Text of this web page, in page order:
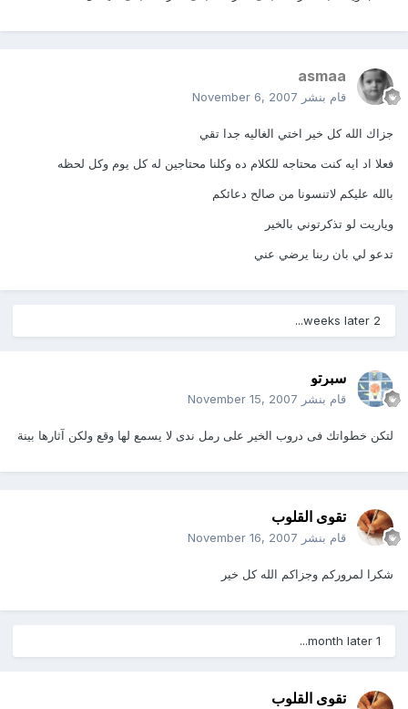
asmaa
قام بنشر November 6, 2007
جزاك الله كل خير اختي الغاليه جدا تقي
فعلا اد ايه كنت محتاجه للكلام ده وكلنا محتاجين له كل يوم وكل لحظه
بالله عليكم لاتنسونا من صالح دعائكم
وياريت لو تذكرتوني بالخير
تدعو لي بان ربنا يرضي عني
2 weeks later...
سبرتو
قام بنشر November 15, 2007
لتكن خطواتك فى دروب الخير على رمل ندى لا يسمع لها وقع ولكن آثارها بينة
تقوى القلوب
قام بنشر November 16, 2007
شكرا لمروركم وجزاكم الله كل خير
تقوى القلوب